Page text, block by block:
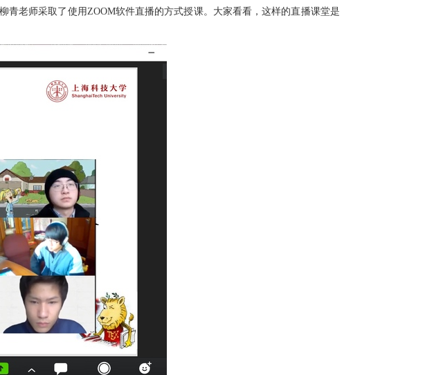
老师采取了使用ZOOM软件直播的方式授课。大家看看，这样的直播课堂是